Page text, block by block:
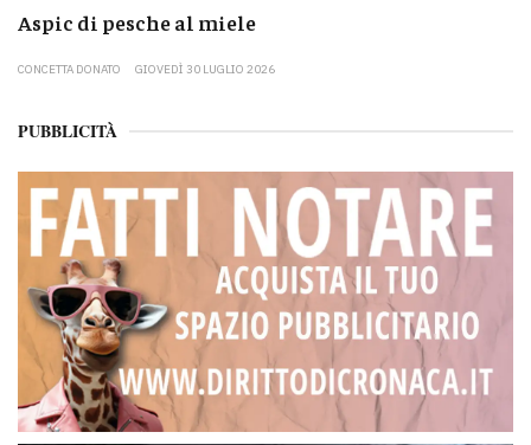
Aspic di pesche al miele
CONCETTA DONATO GIOVEDÌ 30 LUGLIO 2026
PUBBLICITÀ